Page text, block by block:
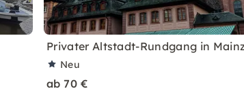
Privater Altstadt-Rundgang in Mainz
Neu
ab 70 €